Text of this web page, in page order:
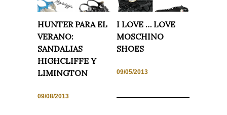
HUNTER PARA EL
VERANO:
SANDALIAS
HIGHCLIFFE Y
LIMINGTON
09/08/2013
I LOVE … LOVE
MOSCHINO
SHOES
09/05/2013